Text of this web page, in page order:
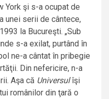
York şi s-a ocupat de
unei serii de cântece,
la Bucureşti. „Sub
s-a exilat, purtând în
ne-a cântat în pribegie
Din nefericire, n-a
Aşa că Universulîşi
românilor din ţară o